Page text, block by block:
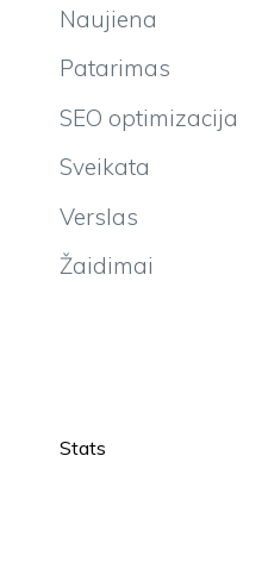
Naujiena
Patarimas
SEO optimizacija
Sveikata
Verslas
Žaidimai
Stats